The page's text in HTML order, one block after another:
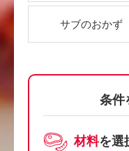
サブのおかず
条件
材料を選